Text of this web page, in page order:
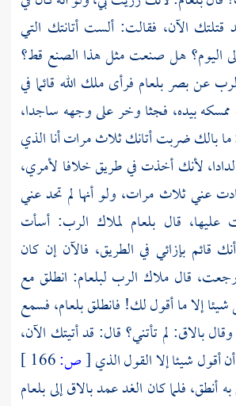
الآن، فقالت: ألست أتانتك التي
اليوم؟ هل صنعت مثل هذا الصنع قط؟
عن بصر بلعام فرأى ملك الله قائما في
ممسكه بيده، فجثا وخر على وجهه ساجدا،
بالك ضربت أتانك ثلاث مرات أنا الذي
لأنك أخذت في طريق خلافا لأمري،
عني ثلاث مرات، ولو أنها لم تحد عني
عليها، قال بلعام لملاك الرب: أسأت
قائم بإزائي في الطريق، فالآن إن كان
رجعت، قال ملاك الرب لبلعام: انطلق مع
شيئا إلا ما أقول لك! فانطلق بلعام، فسمع
بالاق: لم تأتني؟ قال: قد أتيتك الآن،
أقول شيئا إلا القول الذي[ص:
أنطق، فلما كان الغد عمد بالاق إلىبلعام